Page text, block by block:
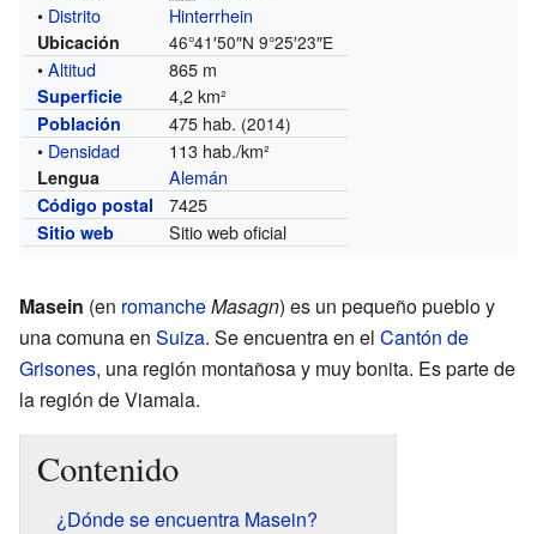
• Distrito Hinterrhein
Ubicación 46°41′50″N 9°25′23″E
•Altitud 865 m
Superficie 4,2 km²
Población 475 hab. (2014)
• Densidad 113 hab./km²
Lengua Alemán
Código postal 7425
Sitio web Sitio web oficial
Masein (en romancheMasagn) es un pequeño pueblo y
una comuna en Suiza. Se encuentra en el Cantón de
Grisones, una región montañosa y muy bonita. Es parte de
la región de Viamala.
Contenido
¿Dónde se encuentra Masein?